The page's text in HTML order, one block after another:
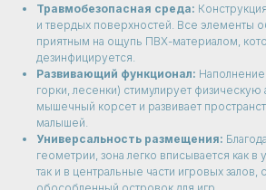
Травмобезопасная среда:
и твердых поверхностей. Все элементы
приятным на ощупь ПВХ-материалом,
дезинфицируется.
Развивающий функционал:
горки, лесенки) стимулирует физическую
мышечный корсет и развивает
малышей.
Универсальность размещения:
геометрии, зона легко вписывается как в
так и в центральные части игровых залов,